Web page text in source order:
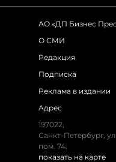
АО «ДП Бизнес
О СМИ
Редакция
Подписка
Реклама в издании
Адрес
197022,
Санкт-Петербург,
пом. 74.
показать на карте